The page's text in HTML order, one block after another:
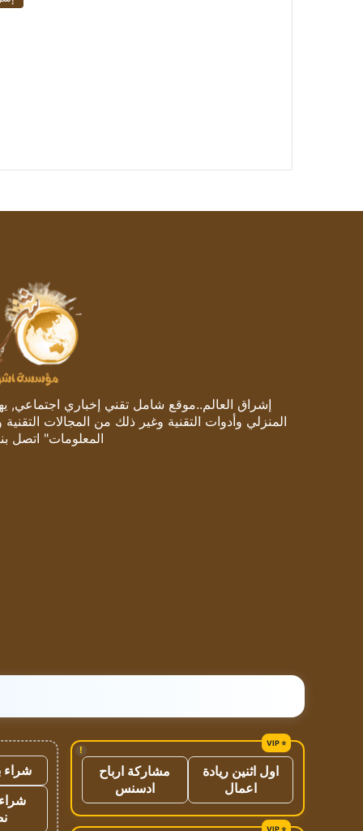
إشراق العالم..موقع شامل تقني إخباري اجتماعي,
المنزلي وأدوات التقنية وغير ذلك من المجالات
المعلومات" اتصل
!
اول اثنين ريادة
اعمال
مشاركة ارباح
ادسنس
شراء